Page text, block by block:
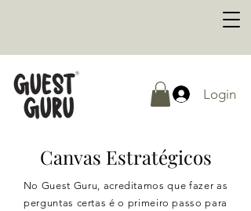
Login
Canvas Estratégicos
No Guest Guru, acreditamos que fazer as
perguntas certas é o primeiro passo para